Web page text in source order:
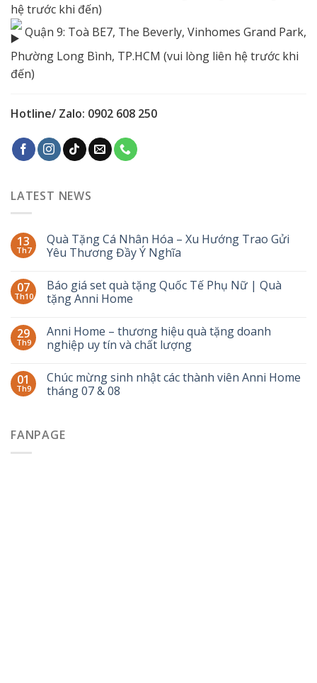
hệ trước khi đến)
Quận 9: Toà BE7, The Beverly, Vinhomes Grand Park,
Phường Long Bình, TP.HCM (vui lòng liên hệ trước khi
đến)
Hotline/ Zalo: 0902 608 250
LATEST NEWS
13
Th7
Quà Tặng Cá Nhân Hóa – Xu Hướng Trao Gửi
Yêu Thương Đầy Ý Nghĩa
07
Th10
Báo giá set quà tặng Quốc Tế Phụ Nữ | Quà
tặng Anni Home
29
Th9
Anni Home – thương hiệu quà tặng doanh
nghiệp uy tín và chất lượng
01
Th9
Chúc mừng sinh nhật các thành viên Anni Home
tháng 07 & 08
FANPAGE